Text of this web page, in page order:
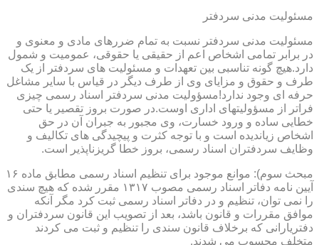
مسئولیت مدنی سردفتر
مسئولیت مدنی سردفتر نسبت به تمام ضررهای مادی و معنوی و
در برابر تمامی اشخاص اعم از حقیقی یا حقوقی، عمومیت و شمول
دارد.هیچ گونه تناسبی بین تعهدات و مسئولیت های سردفتر از یک
طرف و حقوق و مزایای وی از طرف دیگر در قیاس با سایر مشاغل
حرفه ای وجود ندارد!مسؤولیت مدنی سردفتر اسناد رسمی چیزی
فراتر از مسؤولیتهای اداری اوست.در صورت بروز تقصیر یا حتی
خطایی ساده و ورود خسارت، وی مجبور به جبران آن در حق
اشخاص زیاندیده است و با توجه کثرت و پیچیدگی های تکالیف و
وظایف سردفتران اسناد رسمی، بروز خطا گریزناپذیر است.
مبحث سوم): موانع موجود برای تنظیم اسناد رسمی مطابق ماده ۱۶
آیین نامه دفاتر اسناد رسمی مصوب ۱۳۱۷ مقرر شده که هیچ سندی
را نمی توان، تنظیم و در دفاتر اسناد رسمی ثبت کرد مگر آنکه
موافق مقررات و قانون باشد، بعد از تصویب این قانون سردفتران و
دفتریارانی که برخلاف قانون سندی را تنظیم و ثبت می کردند
متخلف محسوب می شدند.